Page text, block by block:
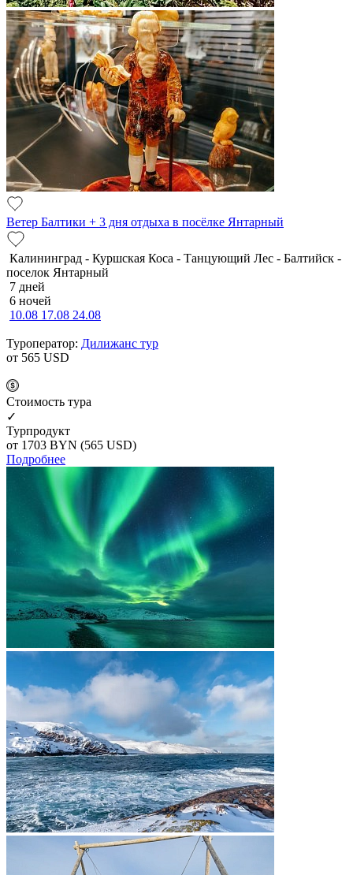
Ветер Балтики + 3 дня отдыха в посёлке Янтарный
Калининград - Куршская Коса - Танцующий Лес - Балтийск -
поселок Янтарный
7 дней
6 ночей
10.08 17.08 24.08
Туроператор: Дилижанс тур
от 565 USD
Cтоимость тура
✓
Турпродукт
от 1703 BYN (565 USD)
Подробнее